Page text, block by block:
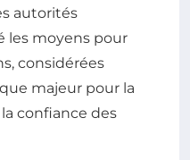
autorités
les moyens pour
considérées
majeur pour la
confiance des